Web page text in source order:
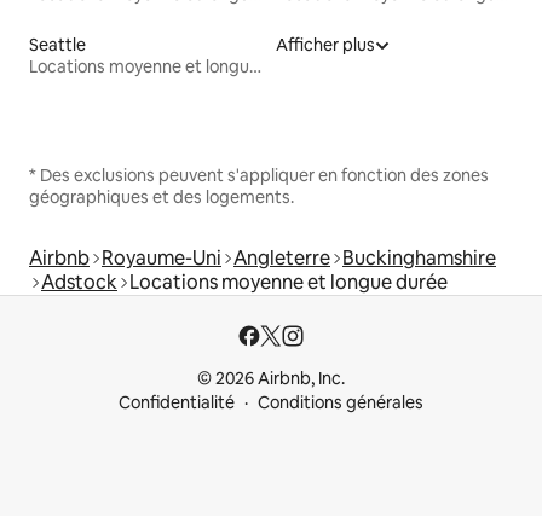
Seattle
Locations moyenne et longue durée
Afficher plus
* Des exclusions peuvent s'appliquer en fonction des zones
géographiques et des logements.
Airbnb Royaume-Uni Angleterre Buckinghamshire
Adstock Locations moyenne et longue durée
© 2026 Airbnb, Inc.
Confidentialité
Conditions générales